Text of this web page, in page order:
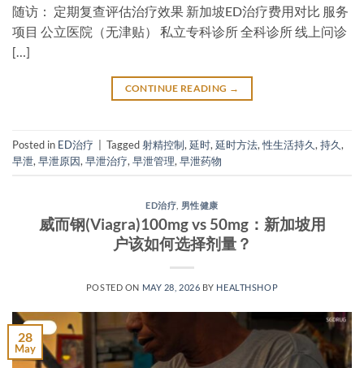
随访： 定期复查评估治疗效果 新加坡ED治疗费用对比 服务
项目 公立医院（无津贴） 私立专科诊所 全科诊所 线上问诊
[…]
CONTINUE READING →
Posted in ED治疗 Tagged射精控制, 延时, 延时方法,性生活持久, 持久,
早泄, 早泄原因, 早泄治疗, 早泄管理, 早泄药物
ED治疗 男性健康
威而钢(Viagra)100mg vs 50mg：新加坡用
户该如何选择剂量？
POSTED ON MAY 28, 2026 BY HEALTHSHOP
28
May